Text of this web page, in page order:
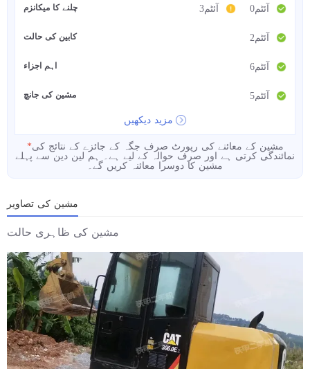
چلنے کا میکانزم 0آئٹم 3آئٹم
کابین کی حالت 2آئٹم
اہم اجزاء 6آئٹم
مشین کی جانچ 5آئٹم
مزید دیکھیں
*مشین کے معائنے کی رپورٹ صرف جگہ کے جائزے کے نتائج کی
نمائندگی کرتی ہے اور صرف حوالہ کے لیے ہے۔ ہم لین دین سے پہلے
مشین کا دوسرا معائنہ کریں گے۔
مشین کی تصاویر
مشین کی ظاہری حالت